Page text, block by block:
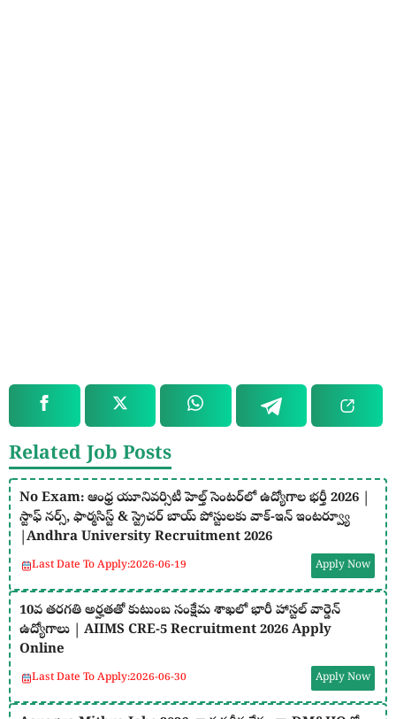
Related Job Posts
No Exam: ఆంధ్ర యూనివర్సిటీ హెల్త్ సెంటర్‌లో ఉద్యోగాల భర్తీ 2026 |
స్టాఫ్ నర్స్, ఫార్మసిస్ట్ & స్ట్రెచర్ బాయ్ పోస్టులకు వాక్-ఇన్ ఇంటర్వ్యూ
|Andhra University Recruitment 2026
Last Date To Apply:2026-06-19 Apply Now
10వ తరగతి అర్హతతో కుటుంబ సంక్షేమ శాఖలో భారీ హాస్టల్ వార్డెన్
ఉద్యోగాలు | AIIMS CRE-5 Recruitment 2026 Apply
Online
Last Date To Apply:2026-06-30 Apply Now